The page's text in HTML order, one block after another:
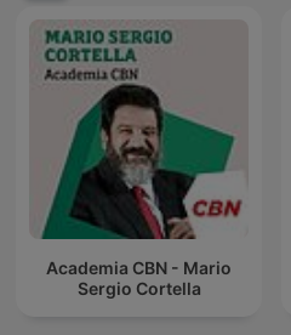
Academia CBN - Mario
Sergio Cortella